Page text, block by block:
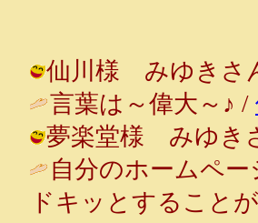
仙川様 みゆきさ
言葉は～偉大～♪ /
夢楽堂様 みゆき
自分のホームペ
ドキッとすること